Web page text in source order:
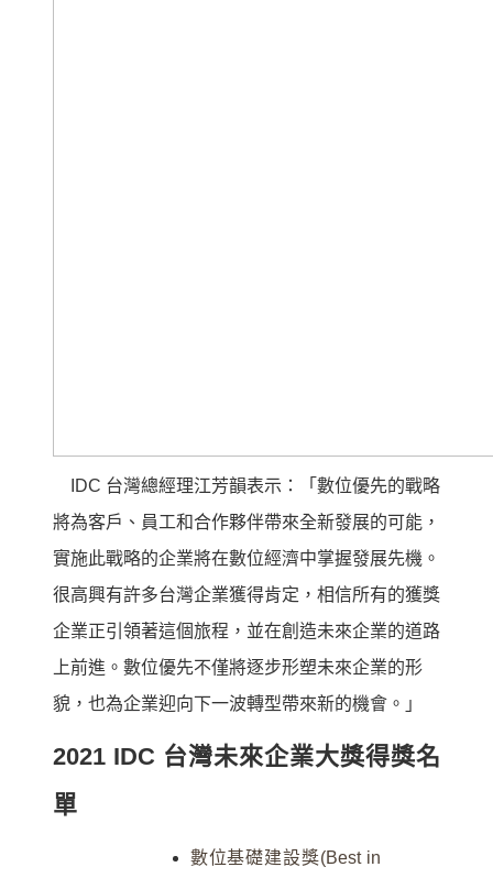
IDC 台灣總經理江芳韻表示：「數位優先的戰略
將為客戶、員工和合作夥伴帶來全新發展的可能，
實施此戰略的企業將在數位經濟中掌握發展先機。
很高興有許多台灣企業獲得肯定，相信所有的獲獎
企業正引領著這個旅程，並在創造未來企業的道路
上前進。數位優先不僅將逐步形塑未來企業的形
貌，也為企業迎向下一波轉型帶來新的機會。」
2021 IDC 台灣未來企業大獎得獎名
單
數位基礎建設獎(Best in